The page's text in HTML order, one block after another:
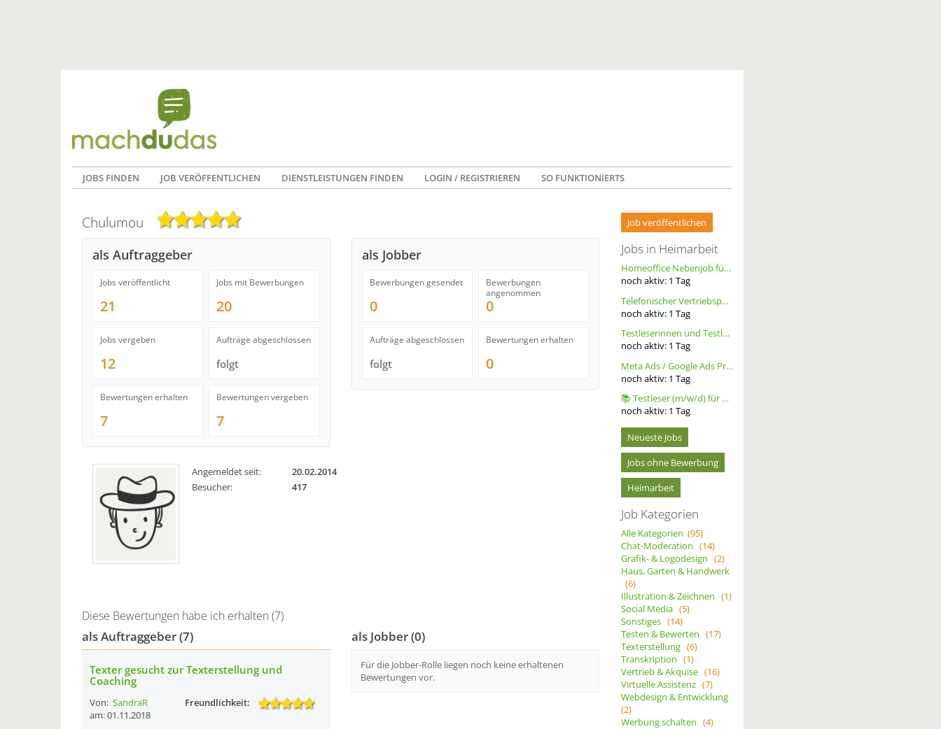
JOBS FINDEN JOB VERÖFFENTLICHEN DIENSTLEISTUNGEN FINDEN LOGIN / REGISTRIEREN SO FUNKTIONIERTS
Chulumou
als Auftraggeber
Jobs veröffentlicht
21
Jobs mit Bewerbungen
20
Jobs vergeben
12
Aufträge abgeschlossen
folgt
Bewertungen erhalten
7
Bewertungen vergeben
7
als Jobber
Bewerbungen gesendet
0
Bewerbungen
angenommen
0
Aufträge abgeschlossen
folgt
Bewertungen erhalten
0
Angemeldet seit:
20.02.2014
Besucher:
417
Diese Bewertungen habe ich erhalten (7)
als Auftraggeber (7)
Texter gesucht zur Texterstellung und
Coaching
Von: SandraR
am: 01.11.2018
Freundlichkeit:
als Jobber (0)
Für die Jobber-Rolle liegen noch keine erhaltenen
Bewertungen vor.
Job veröffentlichen
Jobs in Heimarbeit
Homeoffice Nebenjob für Datenerfassung & Terminmanagement – 100 % Remote als Freelancer m/w/d
noch aktiv: 1 Tag
Telefonischer Vertriebspartner
noch aktiv: 1 Tag
Testleserinnen und Testleser für neues Buch gesucht
noch aktiv: 1 Tag
Meta Ads / Google Ads Profi (m/w/d)
noch aktiv: 1 Tag
📚 Testleser (m/w/d) für Bücher gesucht – langfristige Zusammenarbeit
noch aktiv: 1 Tag
Neueste Jobs
Jobs ohne Bewerbung
Heimarbeit
Job Kategorien
Alle Kategorien (95)
Chat-Moderation (14)
Grafik- & Logodesign (2)
Haus, Garten & Handwerk
(6)
Illustration & Zeichnen (1)
Social Media (5)
Sonstiges (14)
Testen & Bewerten (17)
Texterstellung (6)
Transkription (1)
Vertrieb & Akquise (16)
Virtuelle Assistenz (7)
Webdesign & Entwicklung
(2)
Werbung schalten (4)